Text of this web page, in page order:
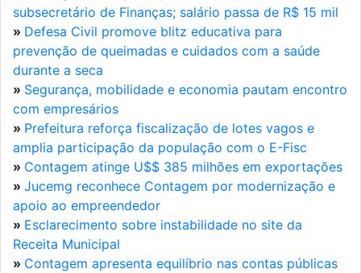
subsecretário de Finanças; salário passa de R$ 15 mil
» Defesa Civil promove blitz educativa para
prevenção de queimadas e cuidados com a saúde
durante a seca
» Segurança, mobilidade e economia pautam encontro
com empresários
» Prefeitura reforça fiscalização de lotes vagos e
amplia participação da população com o E-Fisc
» Contagem atinge U$$ 385 milhões em exportações
» Jucemg reconhece Contagem por modernização e
apoio ao empreendedor
» Esclarecimento sobre instabilidade no site da
Receita Municipal
» Contagem apresenta equilíbrio nas contas públicas